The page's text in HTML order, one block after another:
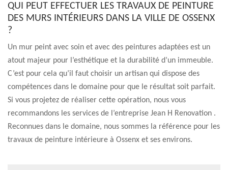
QUI PEUT EFFECTUER LES TRAVAUX DE PEINTURE
DES MURS INTÉRIEURS DANS LA VILLE DE OSSENX
?
Un mur peint avec soin et avec des peintures adaptées est un
atout majeur pour l’esthétique et la durabilité d’un immeuble.
C’est pour cela qu’il faut choisir un artisan qui dispose des
compétences dans le domaine pour que le résultat soit parfait.
Si vous projetez de réaliser cette opération, nous vous
recommandons les services de l’entreprise Jean H Renovation .
Reconnues dans le domaine, nous sommes la référence pour les
travaux de peinture intérieure à Ossenx et ses environs.